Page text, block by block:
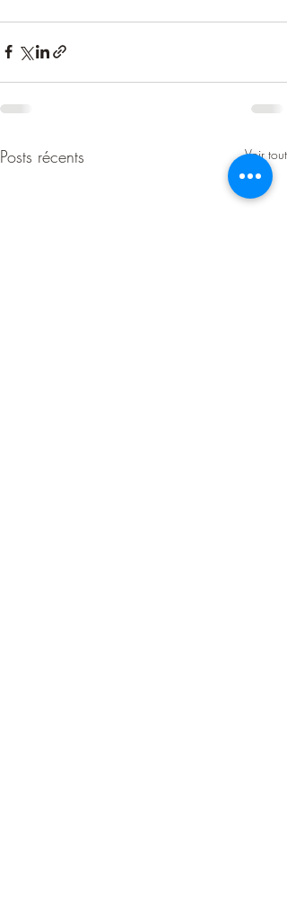
Posts récents Voir tout